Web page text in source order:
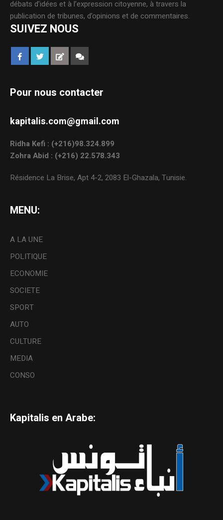
débats d’idées et à l’expression citoyenne, à travers la
publication de tribunes, d’opinions et de commentaires.
SUIVEZ NOUS
Pour nous contacter
kapitalis.com@gmail.com
Ridha Kefi : (+216)98.324.899
Zohra Abid : (+216) 22.578.343
Résidence La Brise, Apt 4-2, 2083 El-Ghazala, Tunisie.
MENU:
A LA UNE
POLITIQUE
ECONOMIE
SOCIETE
SPORT
AUTO
CULTURE
MEDIA
CONSO
Kapitalis en Arabe: